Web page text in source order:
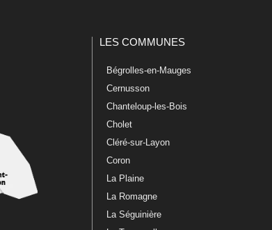
LES COMMUNES
Bégrolles-en-Mauges
Cernusson
Chanteloup-les-Bois
Cholet
Cléré-sur-Layon
Coron
La Plaine
La Romagne
La Séguinière